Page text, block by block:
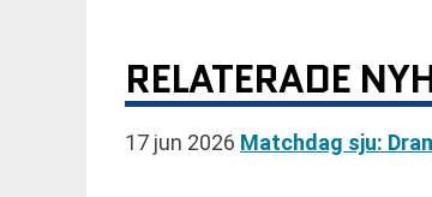
RELATERADE
17 jun 2026 Matchdag sju: